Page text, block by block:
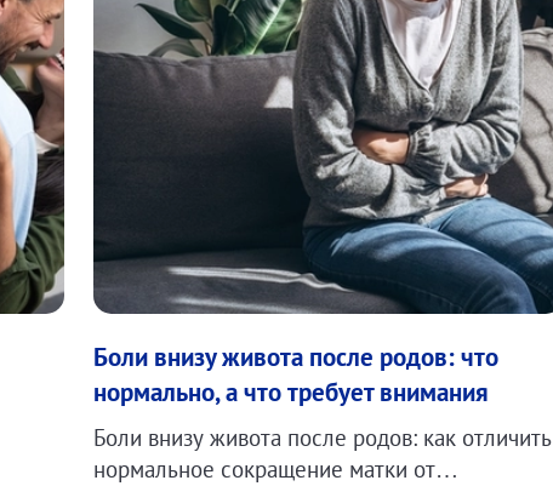
Боли внизу живота после родов: что
нормально, а что требует внимания
Боли внизу живота после родов: как отличить
нормальное сокращение матки от